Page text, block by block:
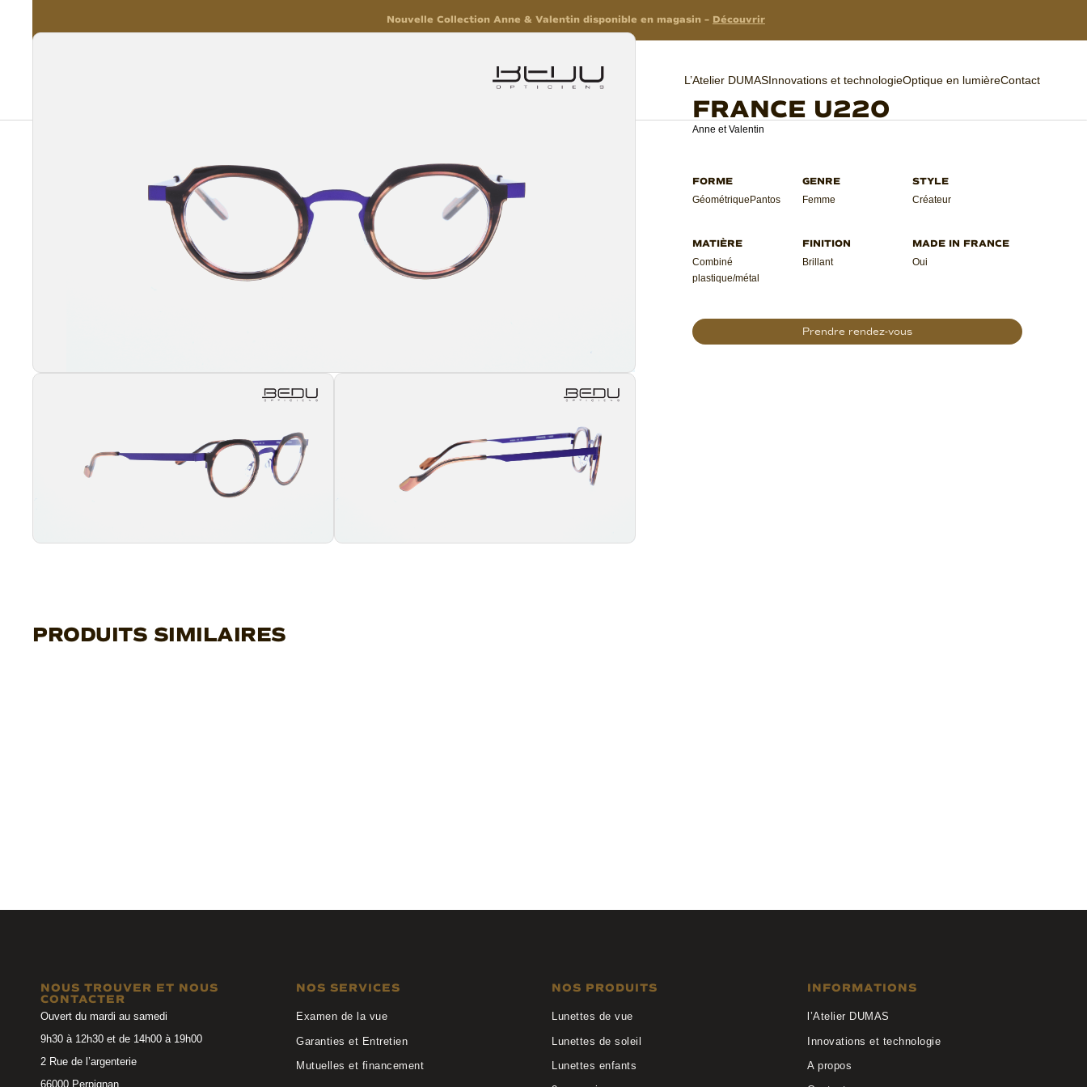
Nouvelle Collection Anne & Valentin disponible en magasin – Découvrir
L’Atelier DUMASInnovations et technologieOptique en lumièreContact
FRANCE U220
Anne et Valentin
Géométrique Pantos Femme Créateur
Combiné
plastique/métal
Brillant Oui
Prendre rendez-vous
PRODUITS SIMILAIRES
NOUS TROUVER ET NOUS
CONTACTER
Ouvert du mardi au samedi
9h30 à 12h30 et de 14h00 à 19h00
2 Rue de l’argenterie
66000 Perpignan
NOS SERVICES
Examen de la vue
Garanties et Entretien
Mutuelles et financement
NOS PRODUITS
Lunettes de vue
Lunettes de soleil
Lunettes enfants
INFORMATIONS
l’Atelier DUMAS
Innovations et technologie
A propos